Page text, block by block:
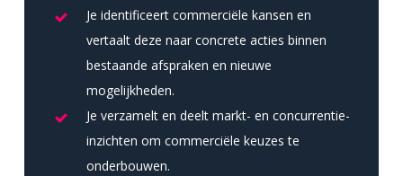
Je identificeert commerciële kansen en
vertaalt deze naar concrete acties binnen
bestaande afspraken en nieuwe
mogelijkheden.
Je verzamelt en deelt markt- en concurrentie-
inzichten om commerciële keuzes te
onderbouwen.